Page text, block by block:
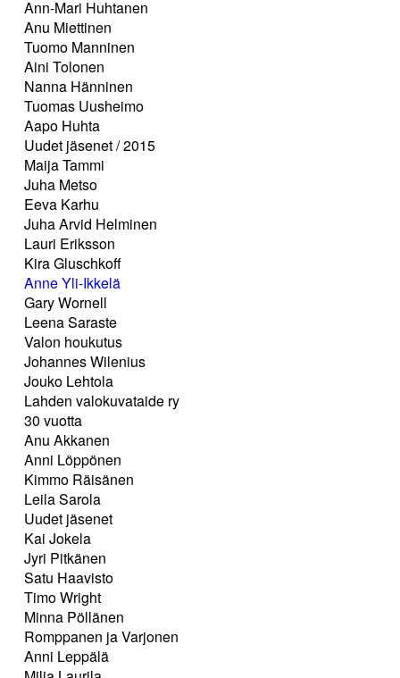
Ann-Mari Huhtanen
Anu Miettinen
Tuomo Manninen
Aini Tolonen
Nanna Hänninen
Tuomas Uusheimo
Aapo Huhta
Uudet jäsenet / 2015
Maija Tammi
Juha Metso
Eeva Karhu
Juha Arvid Helminen
Lauri Eriksson
Kira Gluschkoff
Anne Yli-Ikkelä
Gary Wornell
Leena Saraste
Valon houkutus
Johannes Wilenius
Jouko Lehtola
Lahden valokuvataide ry
30 vuotta
Anu Akkanen
Anni Löppönen
Kimmo Räisänen
Leila Sarola
Uudet jäsenet
Kai Jokela
Jyri Pitkänen
Satu Haavisto
Timo Wright
Minna Pöllänen
Romppanen ja Varjonen
Anni Leppälä